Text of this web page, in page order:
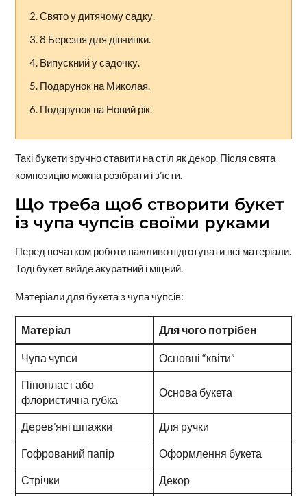
Свято у дитячому садку.
8 Березня для дівчинки.
Випускний у садочку.
Подарунок на Миколая.
Подарунок на Новий рік.
Такі букети зручно ставити на стіл як декор. Після свята
композицію можна розібрати і з’їсти.
Що треба щоб створити букет
із чупа чупсів своїми руками
Перед початком роботи важливо підготувати всі матеріали.
Тоді букет вийде акуратний і міцний.
Матеріали для букета з чупа чупсів:
Матеріал Для чого потрібен
Чупа чупси Основні “квіти”
Пінопласт або
флористична губка
Основа букета
Дерев’яні шпажки Для ручки
Гофрований папір Оформлення букета
Стрічки Декор